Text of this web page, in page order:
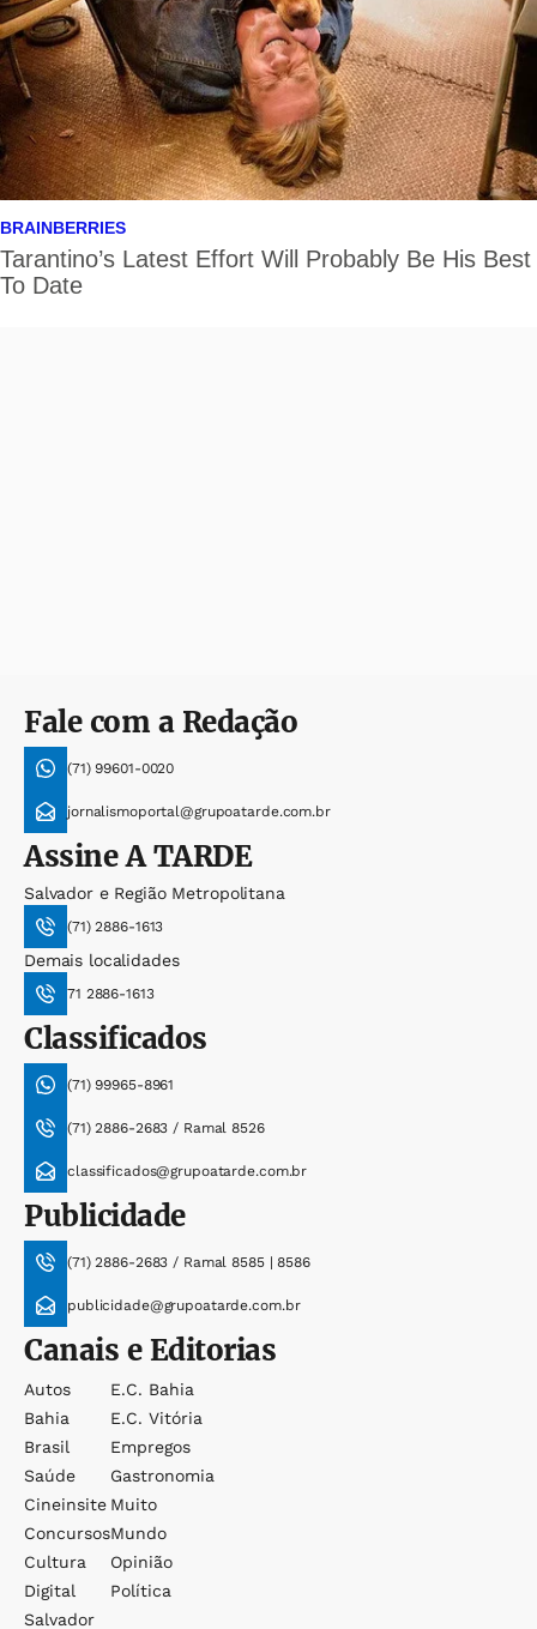
Fale com a Redação
(71) 99601-0020
jornalismoportal@grupoatarde.com.br
AssineA TARDE
Salvador e Região Metropolitana
(71) 2886-1613
Demais localidades
71 2886-1613
Classificados
(71) 99965-8961
(71) 2886-2683 / Ramal 8526
classificados@grupoatarde.com.br
Publicidade
(71) 2886-2683 / Ramal 8585 | 8586
publicidade@grupoatarde.com.br
Canais e Editorias
Autos
Bahia
Brasil
Saúde
Cineinsite
Concursos
Cultura
Digital
Salvador
E.c. Bahia
E.c. Vitória
Empregos
Gastronomia
Muito
Mundo
Opinião
Política